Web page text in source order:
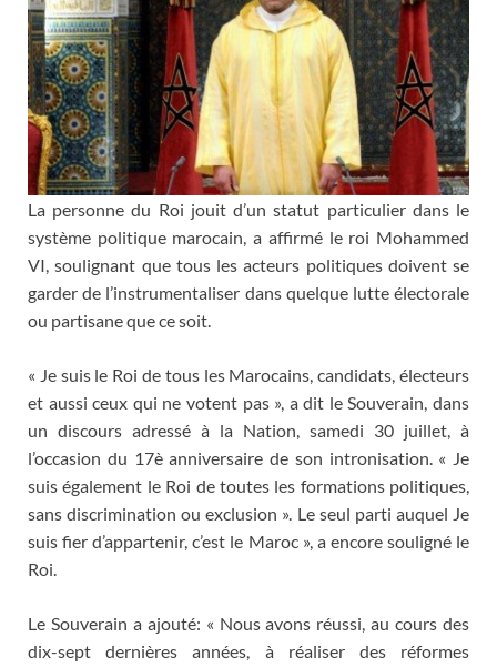
La personne du Roi jouit d’un statut particulier dans le
système politique marocain, a affirmé le roi Mohammed
VI, soulignant que tous les acteurs politiques doivent se
garder de l’instrumentaliser dans quelque lutte électorale
ou partisane que ce soit.
« Je suis le Roi de tous les Marocains, candidats, électeurs
et aussi ceux qui ne votent pas », a dit le Souverain, dans
un discours adressé à la Nation, samedi 30 juillet, à
l’occasion du 17è anniversaire de son intronisation. « Je
suis également le Roi de toutes les formations politiques,
sans discrimination ou exclusion ». Le seul parti auquel Je
suis fier d’appartenir, c’est le Maroc », a encore souligné le
Roi.
Le Souverain a ajouté: « Nous avons réussi, au cours des
dix-sept dernières années, à réaliser des réformes